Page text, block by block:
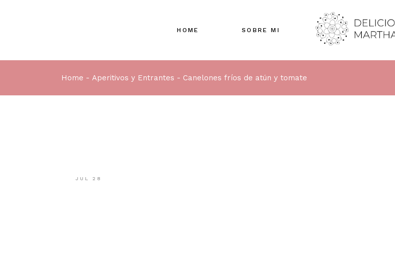
HOME SOBRE MI
Home Aperitivos y Entrantes Canelones fríos de atún y tomate
JUL 28